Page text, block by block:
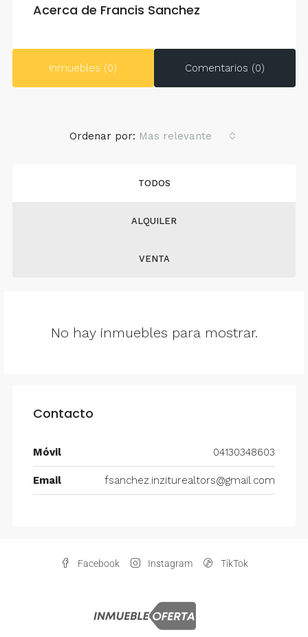
Acerca de Francis Sanchez
Inmuebles (0) Comentarios (0)
TODOS
ALQUILER
VENTA
Ordenar por: Mas relevante
No hay inmuebles para mostrar.
Contacto
Móvil 04130348603
Email fsanchez.inziturealtors@gmail.com
Facebook Instagram TikTok